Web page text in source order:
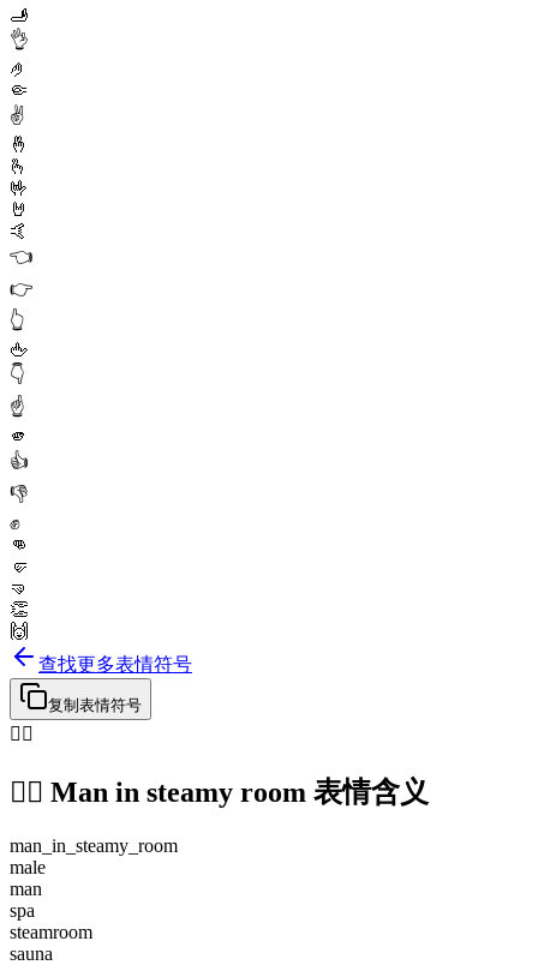
🫸
👌
🤌
🤏
✌️
🤞
🫰
🤟
🤘
🤙
👈
👉
👆
🖕
👇
☝️
🫵
👍
👎
✊
👊
🤛
🤜
👏
🙌
查找更多表情符号
复制表情符号
🧖‍♂️
🧖‍♂️ Man in steamy room 表情含义
man_in_steamy_room
male
man
spa
steamroom
sauna